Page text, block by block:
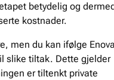
betydelig og
kostnader.
men du kan ifølge
slike tiltak. Dette gjelder
er tiltenkt private